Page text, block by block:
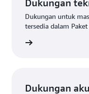
Dukungan
Dukungan untuk
tersedia dalam
Dukungan